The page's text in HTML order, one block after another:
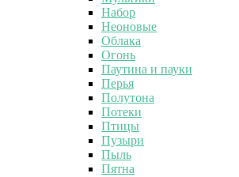
Набор
Неоновые
Облака
Огонь
Паутина и пауки
Перья
Полутона
Потеки
Птицы
Пузыри
Пыль
Пятна